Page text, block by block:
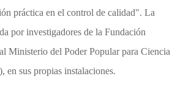
práctica en el control de calidad". La
por investigadores de la Fundación
Ministerio del Poder Popular para Ciencia
sus propias instalaciones.